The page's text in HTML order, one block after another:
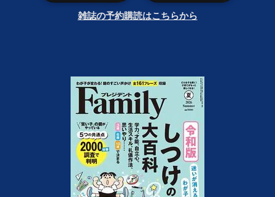
雑誌の予約購読はこちらから